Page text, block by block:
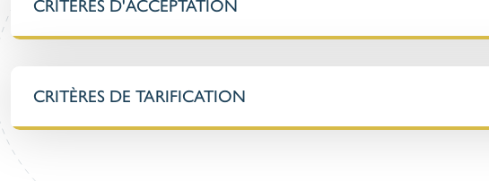
CRITÈRES D'ACCEPTATION
CRITÈRES DE TARIFICATION